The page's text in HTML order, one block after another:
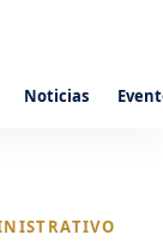
Noticias